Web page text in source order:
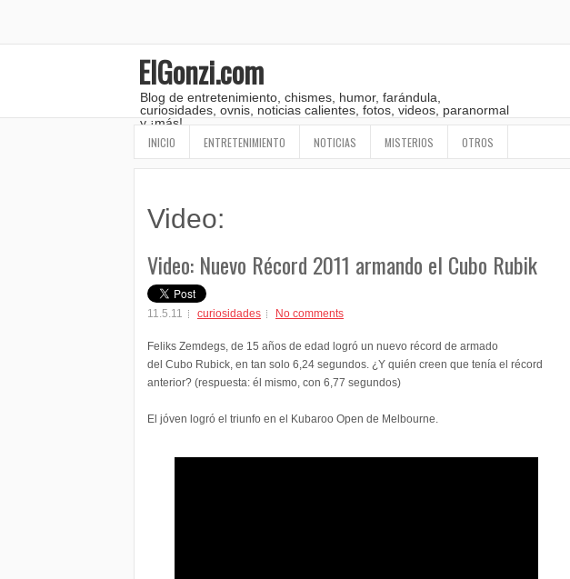
ElGonzi.com
Blog de entretenimiento, chismes, humor, farándula,
curiosidades, ovnis, noticias calientes, fotos, videos, paranormal
y ¡más!
INICIO ENTRETENIMIENTO NOTICIAS MISTERIOS OTROS
Video:
Video: Nuevo Récord 2011 armando el Cubo Rubik
11.5.11 curiosidades No comments
Feliks Zemdegs, de 15 años de edad logró un nuevo récord de armado
del Cubo Rubick, en tan solo 6,24 segundos. ¿Y quién creen que tenía el récord
anterior? (respuesta: él mismo, con 6,77 segundos)
El jóven logró el triunfo en el Kubaroo Open de Melbourne.